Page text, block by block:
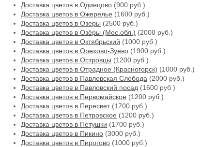
Доставка цветов в Одинцово (900 руб.)
Доставка цветов в Ожерелье (1600 руб.)
Доставка цветов в Озеры (2500 руб.)
Доставка цветов в Озёры (Мос.обл.) (2000 руб.)
Доставка цветов в Октябрьский (1000 руб.)
Доставка цветов в Орехово-Зуево (1900 руб.)
Доставка цветов в Островцы (1200 руб.)
Доставка цветов в Отрадное (Красногорск) (1000 руб.)
Доставка цветов в Павловская Слобода (2000 руб.)
Доставка цветов в Павловский посад (1600 руб.)
Доставка цветов в Первомайское (1200 руб.)
Доставка цветов в Пересвет(1700 руб.)
Доставка цветов в Петровское (1200 руб.)
Доставка цветов в Петушки (1700 руб.)
Доставка цветов в Пикино (3000 руб.)
Доставка цветов в Пирогово (1000 руб.)